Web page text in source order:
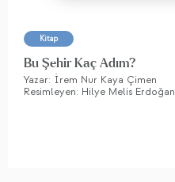
Kitap
Bu Şehir Kaç Adım?
Yazar: İrem Nur Kaya Çimen
Resimleyen: Hilye Melis Erdoğan